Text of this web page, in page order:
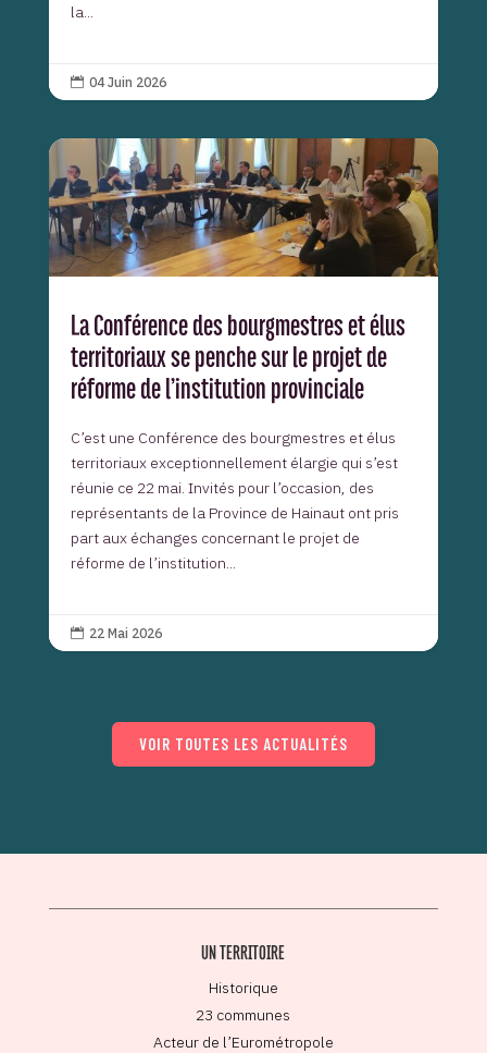
la...
 04 Juin 2026
La Conférence des bourgmestres et élus
territoriaux se penche sur le projet de
réforme de l’institution provinciale
C’est une Conférence des bourgmestres et élus
territoriaux exceptionnellement élargie qui s’est
réunie ce 22 mai. Invités pour l’occasion, des
représentants de la Province de Hainaut ont pris
part aux échanges concernant le projet de
réforme de l’institution...
 22 Mai 2026
VOIR TOUTES LES ACTUALITÉS
UN TERRITOIRE
Historique
23 communes
Acteur de l’Eurométropole